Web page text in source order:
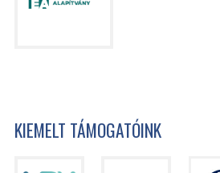
KIEMELT TÁMOGATÓINK